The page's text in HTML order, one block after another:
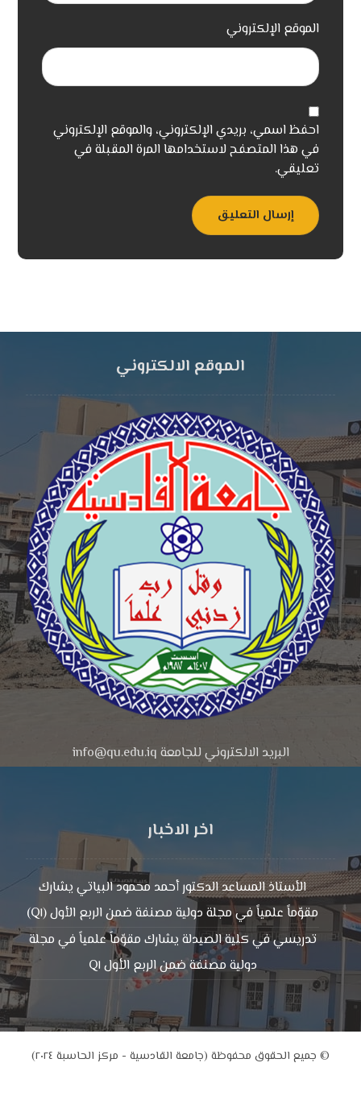
الموقع الإلكتروني
احفظ اسمي، بريدي الإلكتروني، والموقع الإلكتروني
في هذا المتصفح لاستخدامها المرة المقبلة في
تعليقي.
إرسال التعليق
الموقع الالكتروني
البريد الالكتروني للجامعة info@qu.edu.iq
اخر الاخبار
الأستاذ المساعد الدكتور أحمد محمود البياتي يشارك
مقوّماً علمياً في مجلة دولية مصنفة ضمن الربع الأول (Q١)
تدريسي في كلية الصيدلة يشارك مقوّماً علمياً في مجلة
دولية مصنفة ضمن الربع الأول Q١
© جميع الحقوق محفوظة (جامعة القادسية - مركز الحاسبة ٢٠٢٤)